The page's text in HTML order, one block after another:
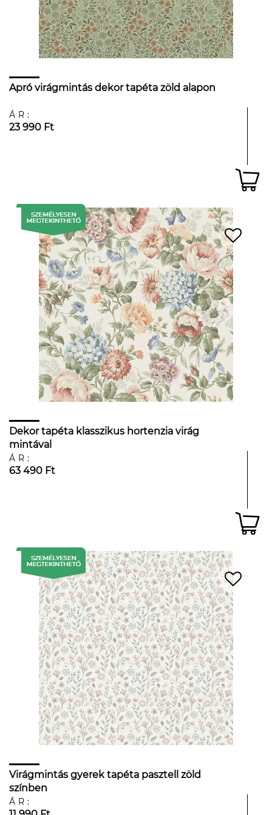
Apró virágmintás dekor tapéta zöld alapon
ÁR:
23 990 Ft
Dekor tapéta klasszikus hortenzia virág
mintával
ÁR:
63 490 Ft
Virágmintás gyerek tapéta pasztell zöld
színben
ÁR: